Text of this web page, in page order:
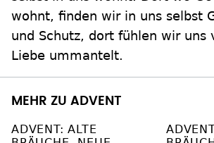
wohnt, finden wir in uns selbst
und Schutz, dort fühlen wir uns
Liebe ummantelt.
MEHR ZU ADVENT
ADVENT: ALTE